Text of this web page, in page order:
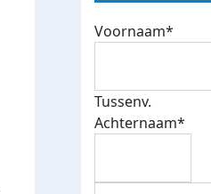
Voornaam*
Tussenv.
Achternaam*